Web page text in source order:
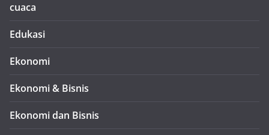
cuaca
Edukasi
Ekonomi
Ekonomi & Bisnis
Ekonomi dan Bisnis